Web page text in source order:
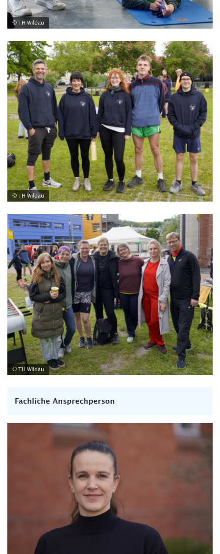
© TH Wildau
© TH Wildau
© TH Wildau
Fachliche Ansprechperson